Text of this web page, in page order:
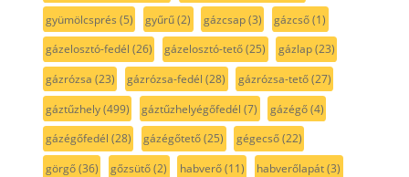
gyümölcsprés (5) gyűrű(2) gázcsap(3) gázcső(1)
gázelosztó-fedél (26) gázelosztó-tető(25) gázlap(23)
gázrózsa (23) gázrózsa-fedél (28) gázrózsa-tető(27)
gáztűzhely(499) gáztűzhelyégőfedél (7) gázégő(4)
gázégőfedél (28) gázégőtető(25) gégecső(22)
görgő(36) gőzsütő(2) habverő(11) habverőlapát(3)